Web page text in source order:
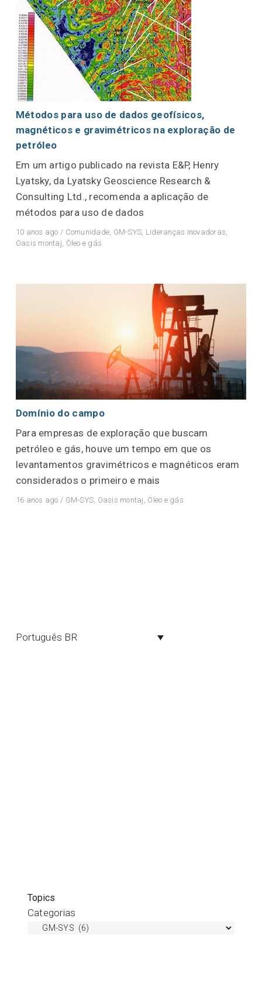
Métodos para uso de dados geofísicos,
magnéticos e gravimétricos na exploração de
petróleo
Em um artigo publicado na revista E&P, Henry
Lyatsky, da Lyatsky Geoscience Research &
Consulting Ltd., recomenda a aplicação de
métodos para uso de dados
10 anos ago / Comunidade, GM-SYS, Lideranças inovadoras,
Oasis montaj, Óleo e gás
Domínio do campo
Para empresas de exploração que buscam
petróleo e gás, houve um tempo em que os
levantamentos gravimétricos e magnéticos eram
considerados o primeiro e mais
16 anos ago / GM-SYS Oasis montaj Óleo e gás
Português BR
Topics
Categorias